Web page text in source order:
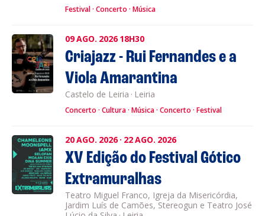
Festival Concerto Música
09AGO. 2026 18H30
Criajazz - Rui Fernandes e a
Viola Amarantina
Castelo de Leiria · Leiria
Concerto Cultura Música Concerto Festival
20AGO. 2026 · 22AGO. 2026
XV Edição do Festival Gótico
Extramuralhas
Teatro Miguel Franco, Igreja da Misericórdia,
Jardim Luís de Camões, Stereogun e Teatro José